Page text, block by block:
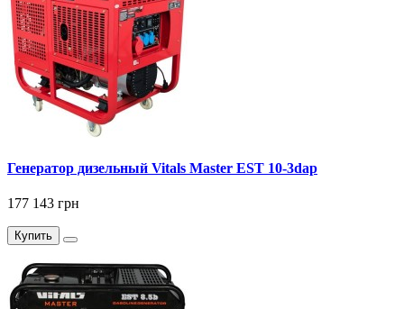
Генератор дизельный Vitals Master EST 10-3dap
177 143 грн
Купить